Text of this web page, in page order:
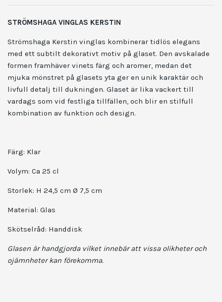
STRÖMSHAGA VINGLAS KERSTIN
Strömshaga Kerstin vinglas kombinerar tidlös elegans
med ett subtilt dekorativt motiv på glaset. Den avskalade
formen framhäver vinets färg och aromer, medan det
mjuka mönstret på glasets yta ger en unik karaktär och
livfull detalj till dukningen. Glaset är lika vackert till
vardags som vid festliga tillfällen, och blir en stilfull
kombination av funktion och design.
Färg: Klar
Volym: Ca 25 cl
Storlek: H 24,5 cm Ø 7,5 cm
Material: Glas
Skötselråd: Handdisk
Glasen är handgjorda vilket innebär att vissa olikheter och
ojämnheter kan förekomma.